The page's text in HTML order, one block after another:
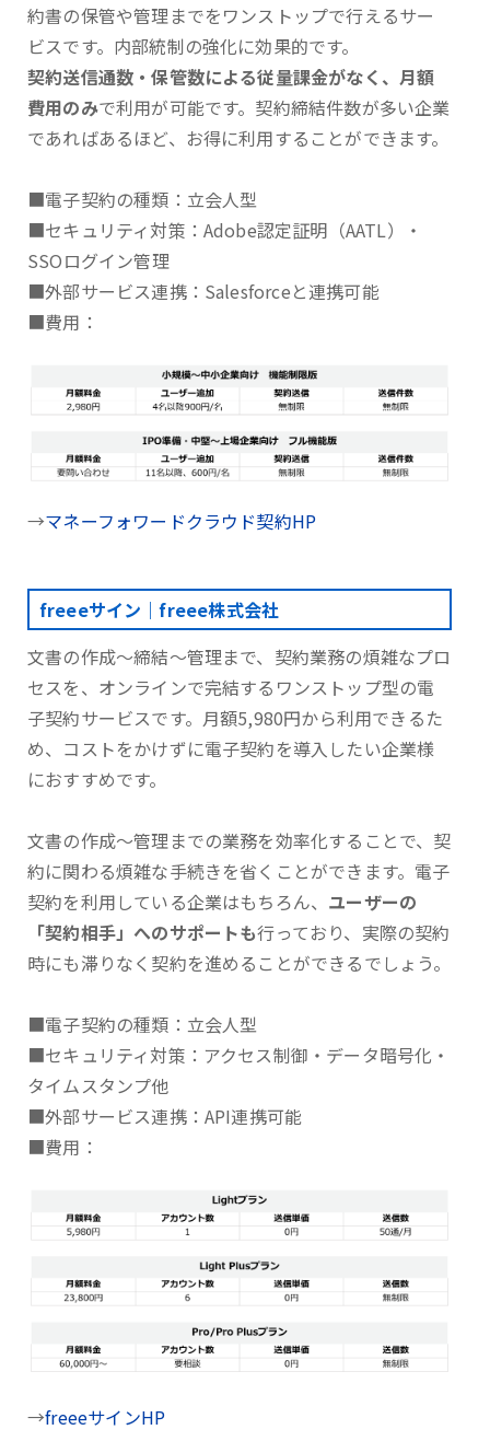
約書の保管や管理までをワンストップで行えるサー
ビスです。内部統制の強化に効果的です。
契約送信通数・保管数による従量課金がなく、月額
費用のみで利用が可能です。契約締結件数が多い企業
であればあるほど、お得に利用することができます。
■電子契約の種類：立会人型
■セキュリティ対策：Adobe認定証明（AATL）・
SSOログイン管理
■外部サービス連携：Salesforceと連携可能
■費用：
→マネーフォワードクラウド契約HP
freeeサイン｜freee株式会社
文書の作成～締結～管理まで、契約業務の煩雑なプロ
セスを、オンラインで完結するワンストップ型の電
子契約サービスです。月額5,980円から利用できるた
め、コストをかけずに電子契約を導入したい企業様
におすすめです。
文書の作成～管理までの業務を効率化することで、契
約に関わる煩雑な手続きを省くことができます。電子
契約を利用している企業はもちろん、 ユーザーの
「契約相手」へのサポートも行っており、実際の契約
時にも滞りなく契約を進めることができるでしょう。
■電子契約の種類：立会人型
■セキュリティ対策：アクセス制御・データ暗号化・
タイムスタンプ他
■外部サービス連携：API連携可能
■費用：
→freeeサインHP